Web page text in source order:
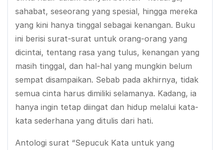
sahabat, seseorang yang spesial, hingga mereka
yang kini hanya tinggal sebagai kenangan. Buku
ini berisi surat-surat untuk orang-orang yang
dicintai, tentang rasa yang tulus, kenangan yang
masih tinggal, dan hal-hal yang mungkin belum
sempat disampaikan. Sebab pada akhirnya, tidak
semua cinta harus dimiliki selamanya. Kadang, ia
hanya ingin tetap diingat dan hidup melalui kata-
kata sederhana yang ditulis dari hati.
Antologi surat “Sepucuk Kata untuk yang